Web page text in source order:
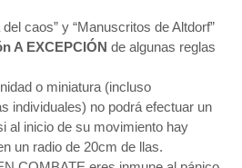
caos” y “Manuscritos de Altdorf”
A EXCEPCIÓN de algunas reglas
o miniatura (incluso
individuales) no podrá efectuar un
al inicio de su movimiento hay
un radio de 20cm de llas.